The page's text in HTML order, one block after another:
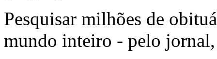
Pesquisar milhões de
mundo inteiro - pelo